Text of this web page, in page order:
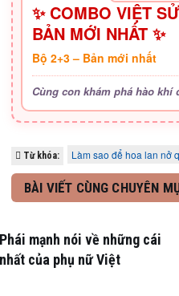
✨ COMBO VIỆT
BẢN MỚI NHẤT ✨
Bộ 2+3 – Bản mới nhất
Cùng con khám phá hào khí
Từ khóa: Làm sao để hoa lan nở
BÀI VIẾT CÙNG CHUYÊN
Phái mạnh nói về những cái
nhất của phụ nữ Việt